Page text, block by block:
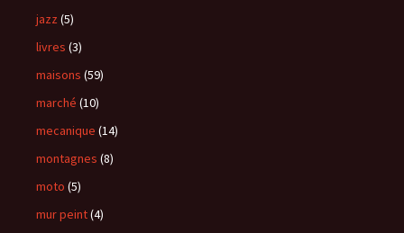
jazz (5)
livres (3)
maisons (59)
marché (10)
mecanique (14)
montagnes (8)
moto (5)
mur peint(4)